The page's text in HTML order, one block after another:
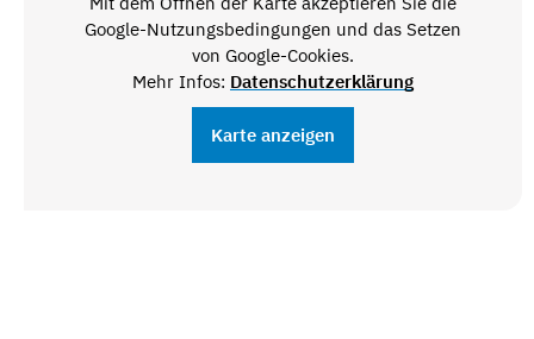
Google-Nutzungsbedingungen und das Setzen
von Google-Cookies.
Mehr Infos: Datenschutzerklärung
Karte anzeigen